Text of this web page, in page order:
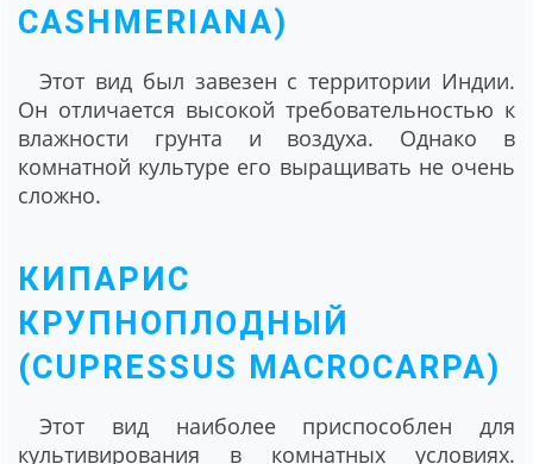
CASHMERIANA)
Этот вид был завезен с территории Индии.
Он отличается высокой требовательностью к
влажности грунта и воздуха. Однако в
комнатной культуре его выращивать не очень
сложно.
КИПАРИС
КРУПНОПЛОДНЫЙ
(CUPRESSUS MACROCARPA)
Этот вид наиболее приспособлен для
культивирования в комнатных условиях.